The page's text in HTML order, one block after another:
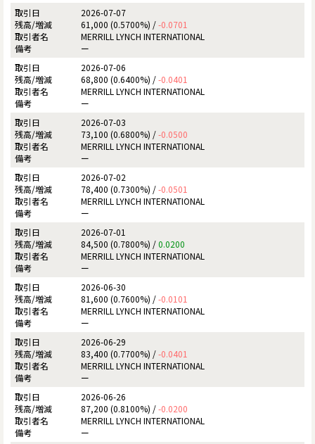
2026-07-07
61,000 (0.5700%) /-0.0701
MERRILL LYNCH INTERNATIONAL
ー
2026-07-06
68,800 (0.6400%) /-0.0401
MERRILL LYNCH INTERNATIONAL
ー
2026-07-03
73,100 (0.6800%) /-0.0500
MERRILL LYNCH INTERNATIONAL
ー
2026-07-02
78,400 (0.7300%) /-0.0501
MERRILL LYNCH INTERNATIONAL
ー
2026-07-01
84,500 (0.7800%) /0.0200
MERRILL LYNCH INTERNATIONAL
ー
2026-06-30
81,600 (0.7600%) /-0.0101
MERRILL LYNCH INTERNATIONAL
ー
2026-06-29
83,400 (0.7700%) /-0.0401
MERRILL LYNCH INTERNATIONAL
ー
2026-06-26
87,200 (0.8100%) /-0.0200
MERRILL LYNCH INTERNATIONAL
ー